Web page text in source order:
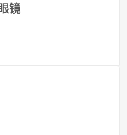
镜